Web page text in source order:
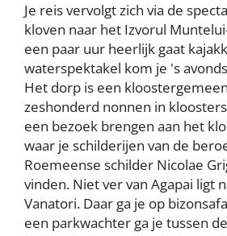
Je reis vervolgt zich via de
kloven naar het Izvorul
een paar uur heerlijk gaat
waterspektakel kom je 's
Het dorp is een
zeshonderd nonnen in
een bezoek brengen aan het
waar je schilderijen van de
Roemeense schilder Nicolae
vinden. Niet ver van Agapai ligt
Vanatori. Daar ga je op
een parkwachter ga je tussen